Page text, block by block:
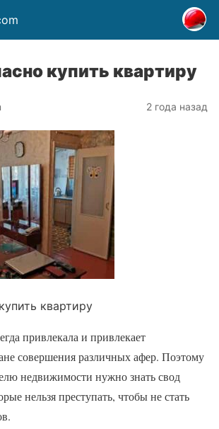
купить квартиру
2 года назад
квартиру
привлекала и привлекает
совершения различных афер. Поэтому
недвижимости нужно знать свод
нельзя преступать, чтобы не стать